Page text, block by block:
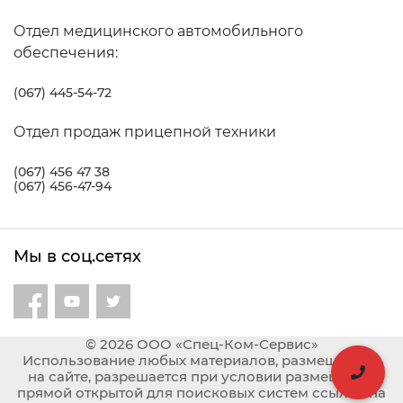
Отдел медицинского автомобильного
обеспечения:
(067) 445-54-72
Отдел продаж прицепной техники
(067) 456 47 38
(067) 456-47-94
Мы в соц.сетях
© 2026 ООО «Спец-Ком-Сервис»
Использование любых материалов, размещённых
на сайте, разрешается при условии размещения
прямой открытой для поисковых систем ссылки на